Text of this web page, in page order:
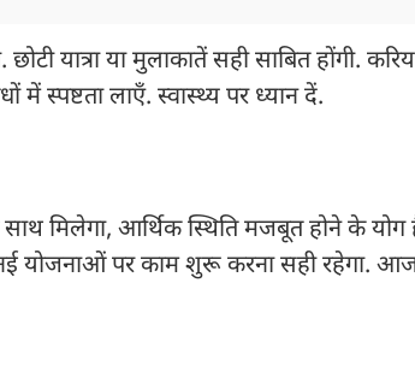
यात्रा या मुलाकातें सही साबित होंगी.
स्पष्टता लाएँ. स्वास्थ्य पर ध्यान दें.
मिलेगा, आर्थिक स्थिति मजबूत होने के योग
नई योजनाओं पर काम शुरू करना सही रहेगा.